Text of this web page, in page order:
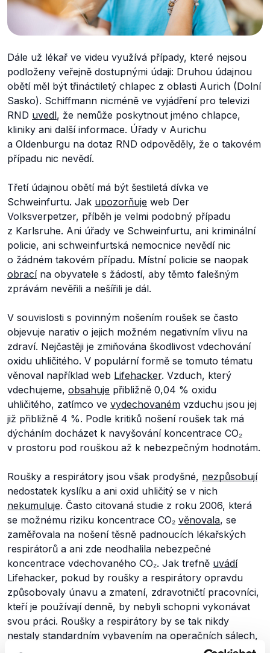
Dále už lékař ve videu využívá případy, které nejsou
podloženy veřejně dostupnými údaji: Druhou údajnou
obětí měl být třináctiletý chlapec z oblasti Aurich (Dolní
Sasko). Schiffmann nicméně ve vyjádření pro televizi
RND uvedl, že nemůže poskytnout jméno chlapce,
kliniky ani další informace. Úřady v Aurichu
a Oldenburgu na dotaz RND odpověděly, že o takovém
případu nic nevědí.
Třetí údajnou obětí má být šestiletá dívka ve
Schweinfurtu. Jak upozorňuje web Der
Volksverpetzer, příběh je velmi podobný případu
z Karlsruhe. Ani úřady ve Schweinfurtu, ani kriminální
policie, ani schweinfurtská nemocnice nevědí nic
o žádném takovém případu. Místní policie se naopak
obracína obyvatele s žádostí, aby těmto falešným
zprávám nevěřili a nešířili je dál.
V souvislosti s povinným nošením roušek se často
objevuje narativ o jejich možném negativním vlivu na
zdraví. Nejčastěji je zmiňována škodlivost vdechování
oxidu uhličitého. V populární formě se tomuto tématu
věnoval například web Lifehacker. Vzduch, který
vdechujeme, obsahuje přibližně 0,04 % oxidu
uhličitého, zatímco ve vydechovaném vzduchu jsou jej
již přibližně 4 %. Podle kritiků nošení roušek tak má
dýcháním docházet k navyšování koncentrace CO₂
v prostoru pod rouškou až k nebezpečným hodnotám.
Roušky a respirátory jsou však prodyšné, nezpůsobují
nedostatek kyslíku a ani oxid uhličitý se v nich
nekumuluje. Často citovaná studie z roku 2006, která
se možnému riziku koncentrace CO₂ věnovala, se
zaměřovala na nošení těsně padnoucích lékařských
respirátorů a ani zde neodhalila nebezpečné
koncentrace vdechovaného CO₂. Jak trefně uvádí
Lifehacker, pokud by roušky a respirátory opravdu
způsobovaly únavu a zmatení, zdravotničtí pracovníci,
kteří je používají denně, by nebyli schopni vykonávat
svou práci. Roušky a respirátory by se tak nikdy
nestaly standardním vybavením na operačních sálech,
infekčních a mnoha dalších odděleních. O smyšlených